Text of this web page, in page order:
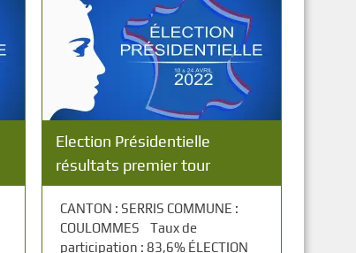
Election Présidentielle
résultats premier tour
CANTON : SERRIS COMMUNE :
COULOMMES Taux de
participation : 83,6% ÉLECTION